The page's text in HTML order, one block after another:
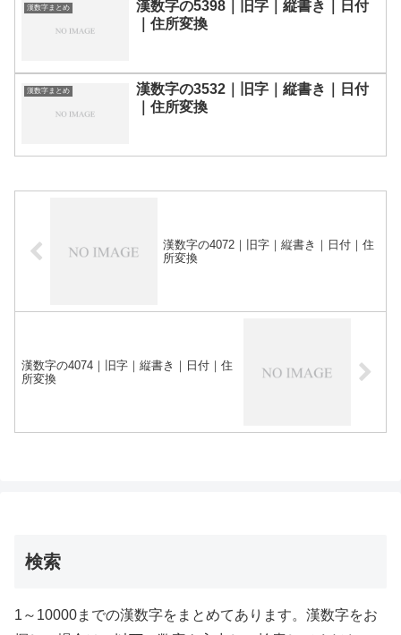
漢数字まとめ
漢数字の5398｜旧字｜縦書き｜日付
｜住所変換
漢数字まとめ
漢数字の3532｜旧字｜縦書き｜日付
｜住所変換
漢数字の4072｜旧字｜縦書き｜日付｜住
所変換
漢数字の4074｜旧字｜縦書き｜日付｜住
所変換
検索
1～10000までの漢数字をまとめてあります。漢数字をお